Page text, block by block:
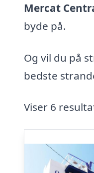
Mercat
byde på.
Og vil du på
bedste
Viser 6